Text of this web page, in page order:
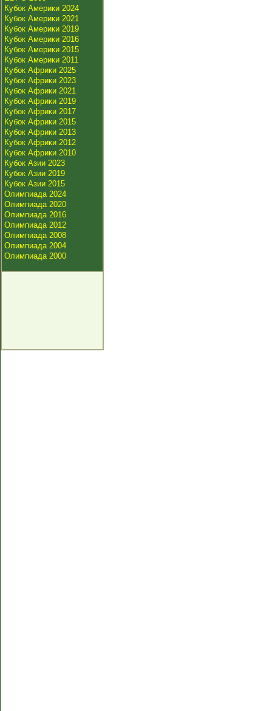
Кубок Америки 2024
Кубок Америки 2021
Кубок Америки 2019
Кубок Америки 2016
Кубок Америки 2015
Кубок Америки 2011
Кубок Африки 2025
Кубок Африки 2023
Кубок Африки 2021
Кубок Африки 2019
Кубок Африки 2017
Кубок Африки 2015
Кубок Африки 2013
Кубок Африки 2012
Кубок Африки 2010
Кубок Азии 2023
Кубок Азии 2019
Кубок Азии 2015
Олимпиада 2024
Олимпиада 2020
Олимпиада 2016
Олимпиада 2012
Олимпиада 2008
Олимпиада 2004
Олимпиада 2000